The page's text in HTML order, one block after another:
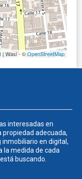
| Wasi - ©OpenStreetMap
interesadas en
adecuada,
en digital,
la medida de cada
buscando.